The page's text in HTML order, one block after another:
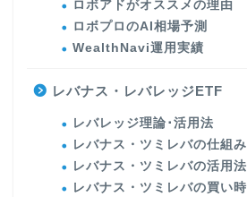
ロボアドがオススメの理由
ロボプロのAI相場予測
WealthNavi運用実績
レバナス・レバレッジETF
レバレッジ理論･活用法
レバナス・ツミレバの仕組み
レバナス・ツミレバの活用法
レバナス・ツミレバの買い時